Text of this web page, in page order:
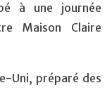
à une journée
Maison Claire
Uni, préparé des